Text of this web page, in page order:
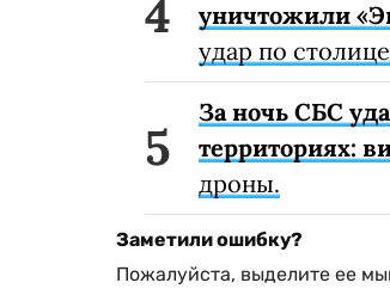
уничтожили
удар по
За ночь СБС
территориях:
дроны.
Заметили ошибку?
Пожалуйста, выделите ее